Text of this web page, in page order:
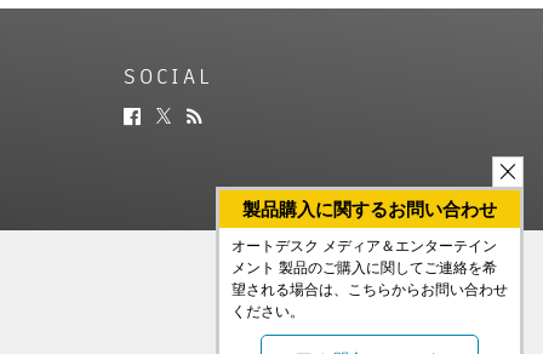
SOCIAL
製品購入に関するお問い合わせ
オートデスク メディア＆エンターテイン
メント 製品のご購入に関してご連絡を希
望される場合は、こちらからお問い合わせ
ください。